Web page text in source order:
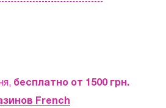
бесплатно от 1500 грн.
French